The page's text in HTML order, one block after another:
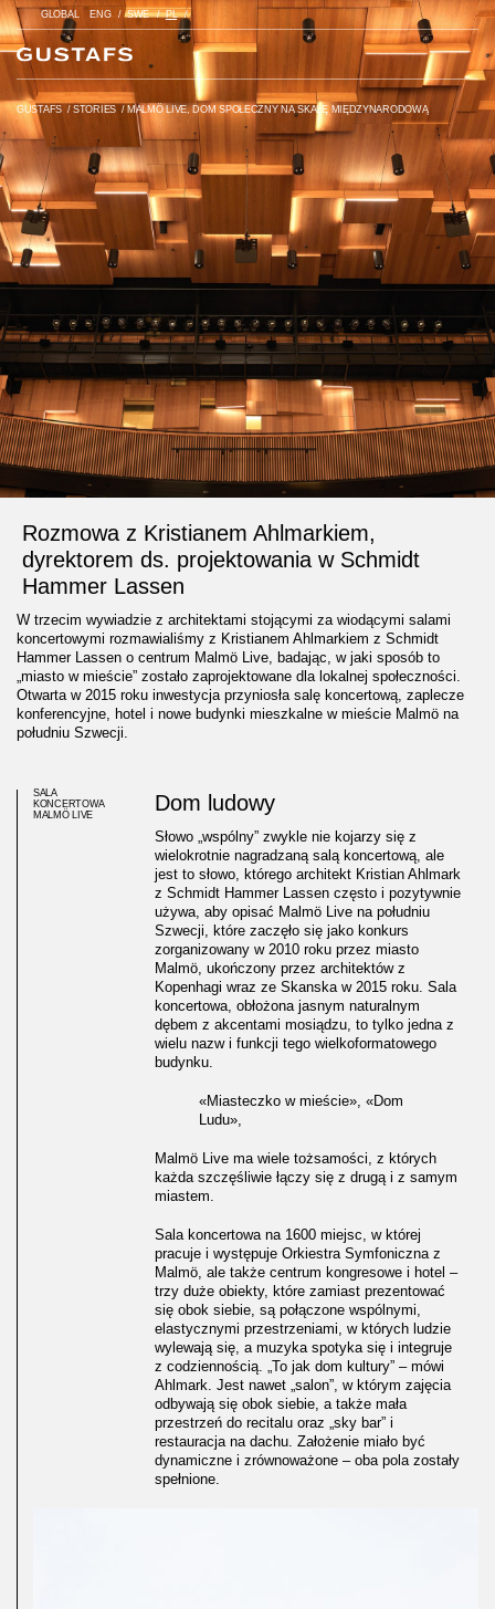
GLOBAL ENG SWE PL
GUSTAFS /STORIES / MALMÖ LIVE, DOM SPOŁECZNY NA SKALĘ MIĘDZYNARODOWĄ
Malmö Live, a community house
on an international scale
Rozmowa z Kristianem Ahlmarkiem,
dyrektorem ds. projektowania w Schmidt
Hammer Lassen
W trzecim wywiadzie z architektami stojącymi za wiodącymi salami
koncertowymi rozmawialiśmy z Kristianem Ahlmarkiem z Schmidt
Hammer Lassen o centrum Malmö Live, badając, w jaki sposób to
„miasto w mieście” zostało zaprojektowane dla lokalnej społeczności.
Otwarta w 2015 roku inwestycja przyniosła salę koncertową, zaplecze
konferencyjne, hotel i nowe budynki mieszkalne w mieście Malmö na
południu Szwecji.
SALA
KONCERTOWA
MALMÖ LIVE
Dom ludowy
Słowo „wspólny” zwykle nie kojarzy się z
wielokrotnie nagradzaną salą koncertową, ale
jest to słowo, którego architekt Kristian Ahlmark
z Schmidt Hammer Lassen często i pozytywnie
używa, aby opisać Malmö Live na południu
Szwecji, które zaczęło się jako konkurs
zorganizowany w 2010 roku przez miasto
Malmö, ukończony przez architektów z
Kopenhagi wraz ze Skanska w 2015 roku. Sala
koncertowa, obłożona jasnym naturalnym
dębem z akcentami mosiądzu, to tylko jedna z
wielu nazw i funkcji tego wielkoformatowego
budynku.
«Miasteczko w mieście», «Dom
Ludu»,
Malmö Live ma wiele tożsamości, z których
każda szczęśliwie łączy się z drugą i z samym
miastem.
Sala koncertowa na 1600 miejsc, w której
pracuje i występuje Orkiestra Symfoniczna z
Malmö, ale także centrum kongresowe i hotel –
trzy duże obiekty, które zamiast prezentować
się obok siebie, są połączone wspólnymi,
elastycznymi przestrzeniami, w których ludzie
wylewają się, a muzyka spotyka się i integruje
z codziennością. „To jak dom kultury” – mówi
Ahlmark. Jest nawet „salon”, w którym zajęcia
odbywają się obok siebie, a także mała
przestrzeń do recitalu oraz „sky bar” i
restauracja na dachu. Założenie miało być
dynamiczne i zrównoważone – oba pola zostały
spełnione.